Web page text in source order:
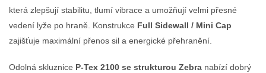
která zlepšují stabilitu, tlumí vibrace a umožňují velmi přesné
vedení lyže po hraně. Konstrukce Full Sidewall / Mini Cap
zajišťuje maximální přenos sil a energické přehranění.
Odolná skluznice P-Tex 2100 se strukturou Zebra nabízí dobrý